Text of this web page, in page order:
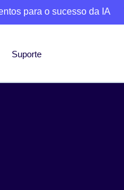
para o sucesso da IA
Suporte